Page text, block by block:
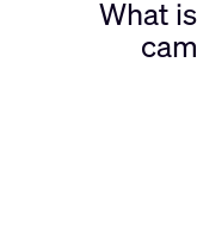
What